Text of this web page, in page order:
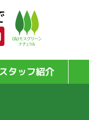
スタッフ紹介